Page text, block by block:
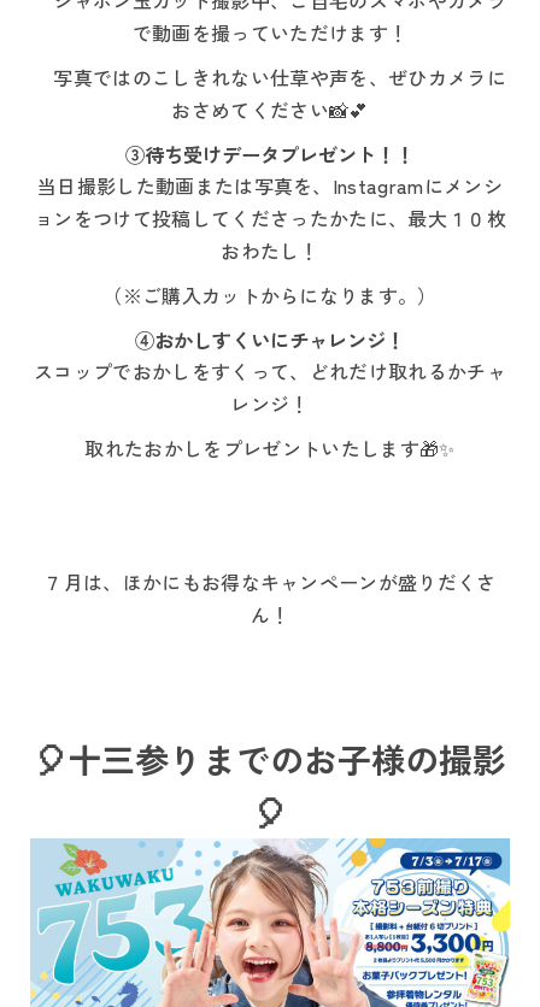
で動画を撮っていただけます！
写真ではのこしきれない仕草や声を、ぜひカメラに
おさめてください📸💕
③待ち受けデータプレゼント！！
当日撮影した動画または写真を、Instagramにメンシ
ョンをつけて投稿してくださったかたに、最大１０枚
おわたし！
（※ご購入カットからになります。）
④おかしすくいにチャレンジ！
スコップでおかしをすくって、どれだけ取れるかチャ
レンジ！
取れたおかしをプレゼントいたします🎁✨
７月は、ほかにもお得なキャンペーンが盛りだくさ
ん！
🎈十三参りまでのお子様の撮影
🎈